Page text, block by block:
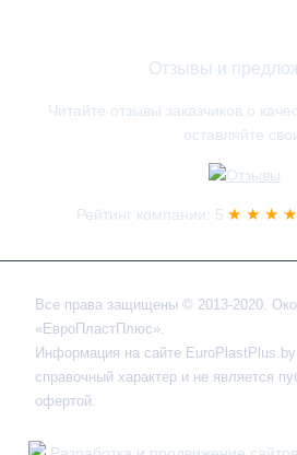
Отзывы и
Читайте отзывы заказчиков о
оставляйте
Рейтинг компании: 5 ★ ★ ★
Все права защищены © 2013-2020.
«ЕвроПластПлюс».
Информация на сайте
справочный характер и не является
офертой.